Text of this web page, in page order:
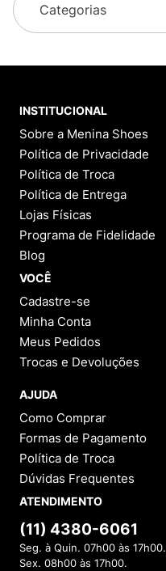
Categorias
INSTITUCIONAL
Sobre a Menina Shoes
Política de Privacidade
Política de Troca
Política de Entrega
Lojas Físicas
Programa de Fidelidade
Blog
VOCÊ
Cadastre-se
Minha Conta
Meus Pedidos
Trocas e Devoluções
AJUDA
Como Comprar
Formas de Pagamento
Política de Troca
Dúvidas Frequentes
ATENDIMENTO
(11) 4380-6061
Seg. à Quin. 07h00 às 17h00.
Sex. 08h00 às 17h00.